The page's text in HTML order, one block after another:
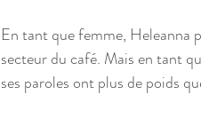
En tant que femme, Heleanna
secteur du café. Mais en tant
ses paroles ont plus de poids